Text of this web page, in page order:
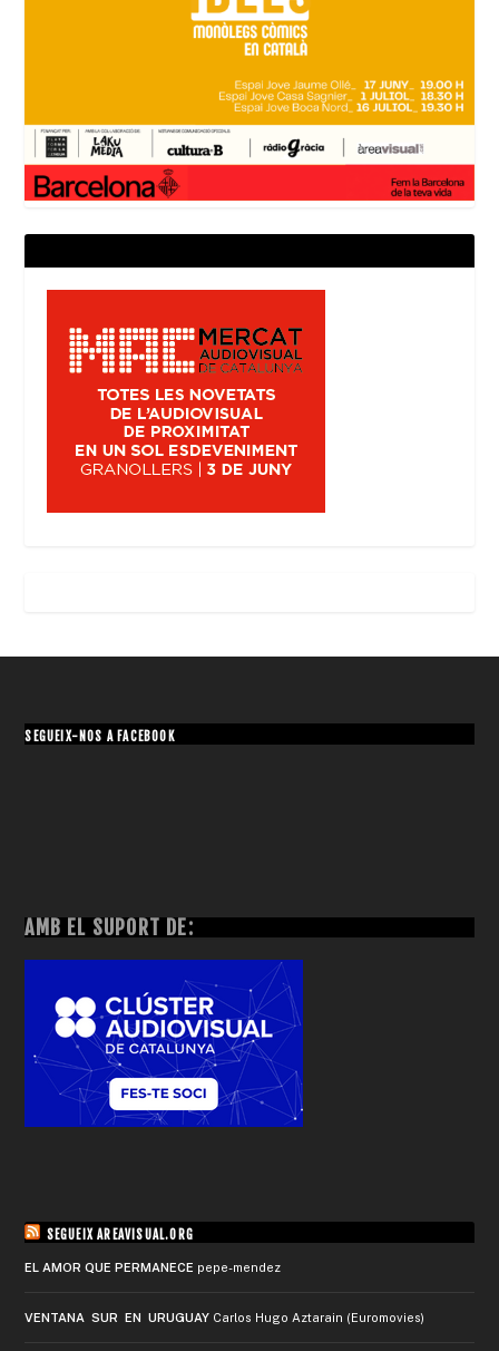
SEGUEIX-NOS A FACEBOOK
AMB EL SUPORT DE:
SEGUEIX AREAVISUAL.ORG
EL AMOR QUE PERMANECE pepe-mendez
VENTANA SUR EN URUGUAY Carlos Hugo Aztarain (Euromovies)